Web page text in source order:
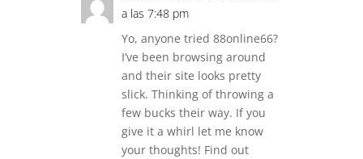
a las 7:48 pm
Yo, anyone tried 88online66?
I’ve been browsing around
and their site looks pretty
slick. Thinking of throwing a
few bucks their way. If you
give it a whirl let me know
your thoughts! Find out